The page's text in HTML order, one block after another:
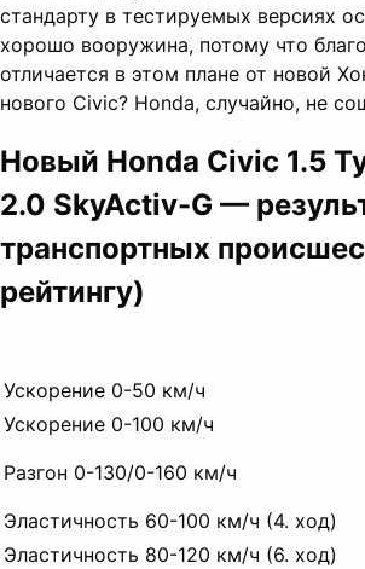
стандарту в тестируемых версиях
хорошо вооружина, потому что
отличается в этом плане от новой
нового Civic? Honda, случайно, не
Новый Honda Civic 1.5
2.0 SkyActiv-G —
транспортных
рейтингу)
Ускорение 0-50 км/ч
Ускорение 0-100 км/ч
Разгон 0-130/0-160 км/ч
Эластичность 60-100 км/ч (4. ход)
Эластичность 80-120 км/ч (6. ход)